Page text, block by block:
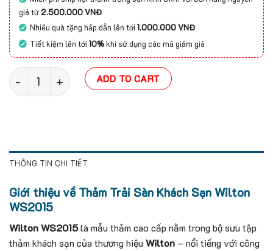
giá từ2.500.000 VNĐ
Nhiều quà tặng hấp dẫn lên tới1.000.000 VNĐ
Tiết kiệm lên tới10%khi sử dụng các mã giảm giá
Thảm khách sạn Wilton WS2015 quantity
ADD TO CART
THÔNG TIN CHI TIẾT
Giới thiệu về Thảm Trải Sàn Khách Sạn Wilton
WS2015
Wilton WS2015là mẫu thảm cao cấp nằm trong bộ sưu tập
thảm khách sạn của thương hiệu Wilton– nổi tiếng với công